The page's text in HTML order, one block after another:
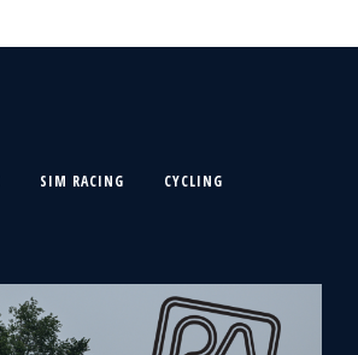
SIM RACING CYCLING